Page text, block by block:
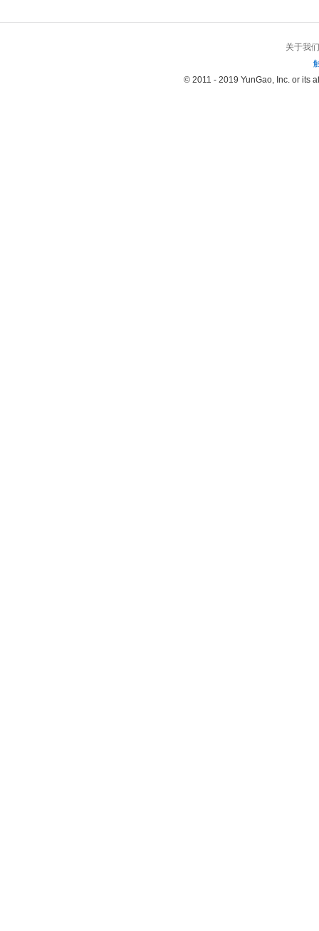
关于我们
© 2011 - 2019 YunGao, Inc. or its